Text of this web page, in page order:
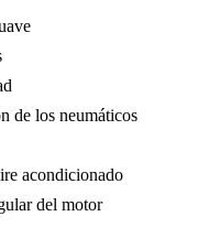
los neumáticos
acondicionado
del motor